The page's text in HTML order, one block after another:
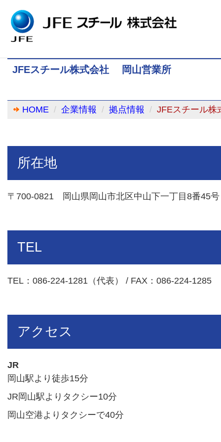
JFEスチール株式会社 岡山営業所
HOME 企業情報 拠点情報 JFEスチール
所在地
〒700-0821 岡山県岡山市北区中山下一丁目8番45
TEL
TEL：086-224-1281（代表） / FAX：086-224-1285
アクセス
JR
岡山駅より徒歩15分
JR岡山駅よりタクシー10分
岡山空港よりタクシーで40分